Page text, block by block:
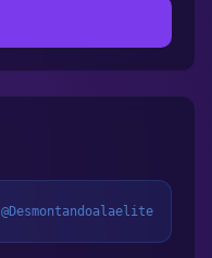
@Desmontandoalaelite